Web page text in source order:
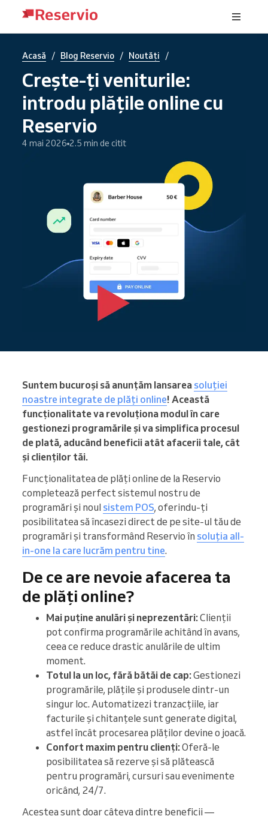
Acasă / Blog Reservio / Noutăți /
Crește-ți veniturile:
introdu plățile online cu
Reservio
4 mai 2026 2.5 min de citit
Suntem bucuroși să anunțăm lansarea soluției
noastre integrate de plăți online! Această
funcționalitate va revoluționa modul în care
gestionezi programările și va simplifica procesul
de plată, aducând beneficii atât afacerii tale, cât
și clienților tăi.
Funcționalitatea de plăți online de la Reservio
completează perfect sistemul nostru de
programări și noul sistem POS, oferindu-ți
posibilitatea să încasezi direct de pe site-ul tău de
programări și transformând Reservio în soluția all-
in-one la care lucrăm pentru tine.
De ce are nevoie afacerea ta
de plăți online?
Mai puține anulări și neprezentări:Clienții
pot confirma programările achitând în avans,
ceea ce reduce drastic anulările de ultim
moment.
Totul la un loc, fără bătăi de cap:Gestionezi
programările, plățile și produsele dintr-un
singur loc. Automatizezi tranzacțiile, iar
facturile și chitanțele sunt generate digital,
astfel încât procesarea plăților devine o joacă.
Confort maxim pentru clienți:Oferă-le
posibilitatea să rezerve și să plătească
pentru programări, cursuri sau evenimente
oricând, 24/7.
Acestea sunt doar câteva dintre beneficii —